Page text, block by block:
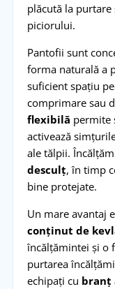
plăcută la purtare
piciorului.
Pantofii sunt
forma naturală a
suficient spațiu
comprimare sau
flexibilă permite
activează
ale tălpii.
desculț, în timp
bine protejate.
Un mare avantaj
conținut de
încălțămintei și o
purtarea
echipați cu branț